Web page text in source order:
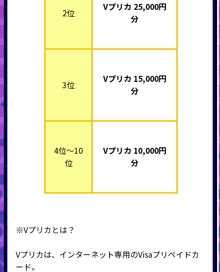
2位
Vプリカ 25,000円
分
3位
Vプリカ 15,000円
分
4位～10
位
Vプリカ 10,000円
分
※Vプリカとは？
Vプリカは、インターネット専用のVisaプリペイドカ
ード。